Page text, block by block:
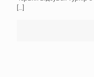
[…]